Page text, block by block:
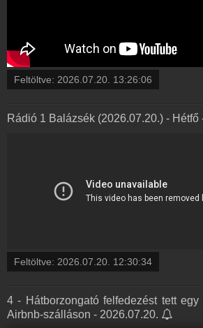
Feltöltve: 2026.07.20. 13:26:06
Rádió 1 Balázsék (2026.07.20.) - Hétfő
Feltöltve: 2026.07.20. 12:30:34
4 - Hátborzongató felfedezést tett
Airbnb-szálláson - 2026.07.20.